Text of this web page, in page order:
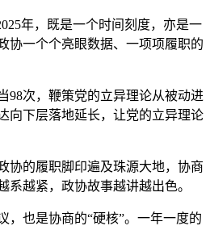
年，既是一个时间刻度，亦是一
协一个个亮眼数据、一项项履职的
次，鞭策党的立异理论从被动进
向下层落地延长，让党的立异理论
的履职脚印遍及珠源大地，协商
系越紧，政协故事越讲越出色。
也是协商的“硬核”。一年一度的